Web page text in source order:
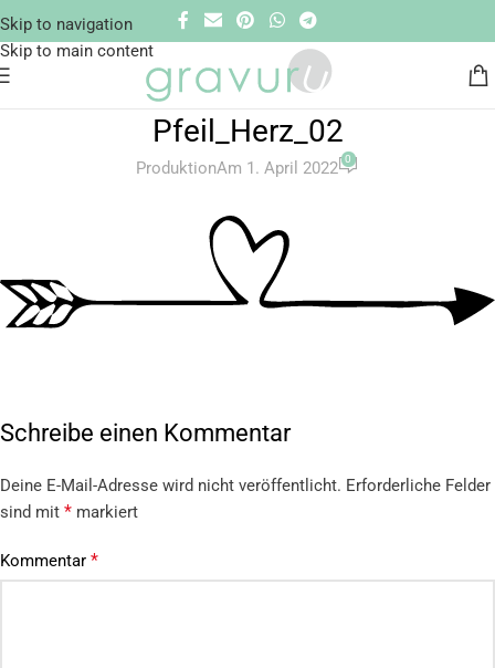
Skip to navigation
Skip to main content
Pfeil_Herz_02
ProduktionAm 1. April 2022 0
Schreibe einen Kommentar
Deine E-Mail-Adresse wird nicht veröffentlicht. Erforderliche Felder
sind mit * markiert
Kommentar *